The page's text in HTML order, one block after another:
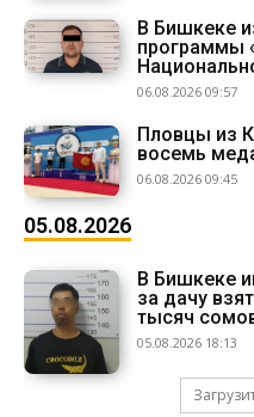
В Бишкеке
программы
06.08.2026 09:57
Пловцы из
восемь
06.08.2026 09:45
05.08.2026
В Бишкеке
за дачу
тысяч
05.08.2026 18:13